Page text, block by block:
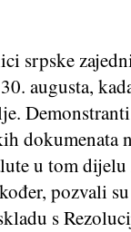
srpske
augusta,
dokumenata
u tom dijelu
pozvali
s